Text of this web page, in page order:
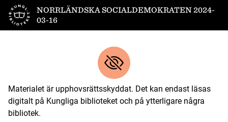
Till startsidanNORRLÄNDSKA SOCIALDEMOKRATEN 2024-
03-16
Materialet är upphovsrättsskyddat. Det kan endast läsas
digitalt på Kungliga biblioteket och på ytterligare några
bibliotek.